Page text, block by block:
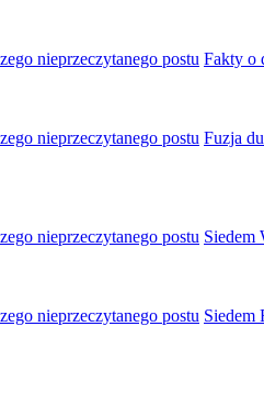
Fakty o
Fuzja
Siedem
Siedem